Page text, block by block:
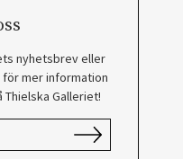
nyhetsbrev eller
mer information
Thielska Galleriet!